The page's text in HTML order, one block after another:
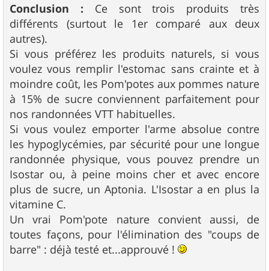
Conclusion : Ce sont trois produits très
différents (surtout le 1er comparé aux deux
autres).
Si vous préférez les produits naturels, si vous
voulez vous remplir l'estomac sans crainte et à
moindre coût, les Pom'potes aux pommes nature
à 15% de sucre conviennent parfaitement pour
nos randonnées VTT habituelles.
Si vous voulez emporter l'arme absolue contre
les hypoglycémies, par sécurité pour une longue
randonnée physique, vous pouvez prendre un
Isostar ou, à peine moins cher et avec encore
plus de sucre, un Aptonia. L'Isostar a en plus la
vitamine C.
Un vrai Pom'pote nature convient aussi, de
toutes façons, pour l'élimination des "coups de
barre" : déjà testé et...approuvé !